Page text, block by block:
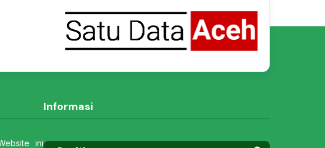
ini
Informasi